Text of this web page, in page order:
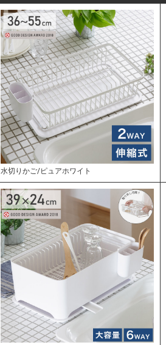
水切りかご/ピュアホワイト